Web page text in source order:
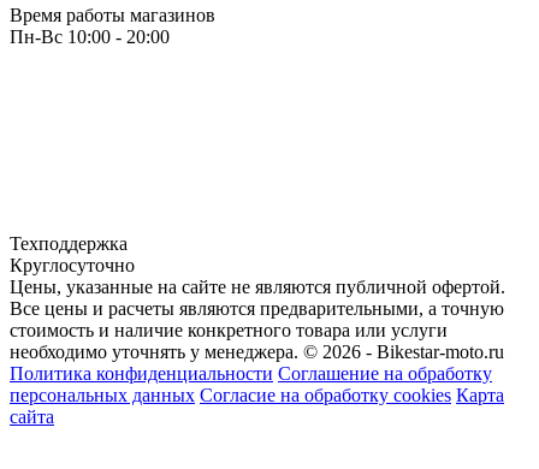
Время работы магазинов
Пн-Вс 10:00 - 20:00
Техподдержка
Круглосуточно
Цены, указанные на сайте не являются публичной офертой.
Все цены и расчеты являются предварительными, а точную
стоимость и наличие конкретного товара или услуги
необходимо уточнять у менеджера. © 2026 - Bikestar-moto.ru
Политика конфиденциальности Соглашение на обработку
персональных данных Согласие на обработку cookies Карта
сайта